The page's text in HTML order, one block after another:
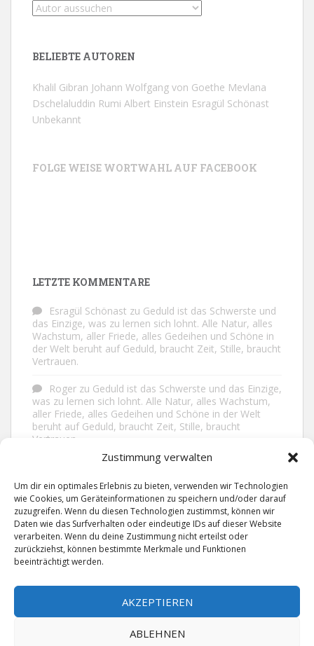
Zustimmung verwalten
Um dir ein optimales Erlebnis zu bieten, verwenden wir Technologien
wie Cookies, um Geräteinformationen zu speichern und/oder darauf
zuzugreifen. Wenn du diesen Technologien zustimmst, können wir
Daten wie das Surfverhalten oder eindeutige IDs auf dieser Website
verarbeiten. Wenn du deine Zustimmung nicht erteilst oder
zurückziehst, können bestimmte Merkmale und Funktionen
beeinträchtigt werden.
AKZEPTIEREN
ABLEHNEN
BELIEBTE AUTOREN
Khalil Gibran Johann Wolfgang von Goethe Mevlana
Dschelaluddin Rumi Albert Einstein Esragül Schönast
Unbekannt
FOLGE WEISE WORTWAHL AUF FACEBOOK
LETZTE KOMMENTARE
Esragül Schönast zu Geduld ist das Schwerste und
das Einzige, was zu lernen sich lohnt. Alle Natur, alles
Wachstum, aller Friede, alles Gedeihen und Schöne in
der Welt beruht auf Geduld, braucht Zeit, Stille, braucht
Vertrauen.
Roger zu Geduld ist das Schwerste und das Einzige,
was zu lernen sich lohnt. Alle Natur, alles Wachstum,
aller Friede, alles Gedeihen und Schöne in der Welt
beruht auf Geduld, braucht Zeit, Stille, braucht
Vertrauen.
Nichts in unserem Leben
geschieht ohne Grund. Der Rest ist Zufall.
GridzuMan lebt ruhiger, wenn man nicht alles
sagt, was man weiß, nicht alles glaubt, was man hört
und über den Rest einfach nur lächelt.
DATENSCHUTZERKLÄRUNG